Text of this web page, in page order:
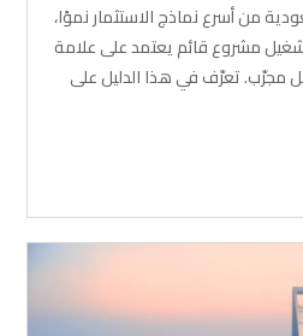
من أسرع نماذج الاستثمار نموًا،
مشروع قائم يعتمد على علامة
مجرّب. تعرّف في هذا الدليل على
الفرصة المناسبة، وأهم
استثمار ناجح ومستدام.